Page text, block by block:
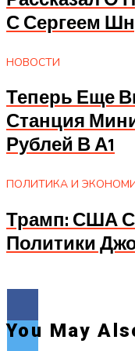
С Сергеем
НОВОСТИ
Теперь Еще
Станция
Рублей В А1
ПОЛИТИКА И
Трамп: США
Политики
You May